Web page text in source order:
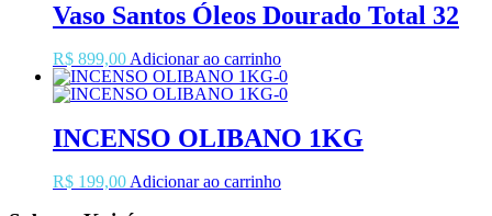
Vaso Santos Óleos Dourado Total 32
R$ 899,00 Adicionar ao carrinho
INCENSO OLIBANO 1KG
R$ 199,00 Adicionar ao carrinho